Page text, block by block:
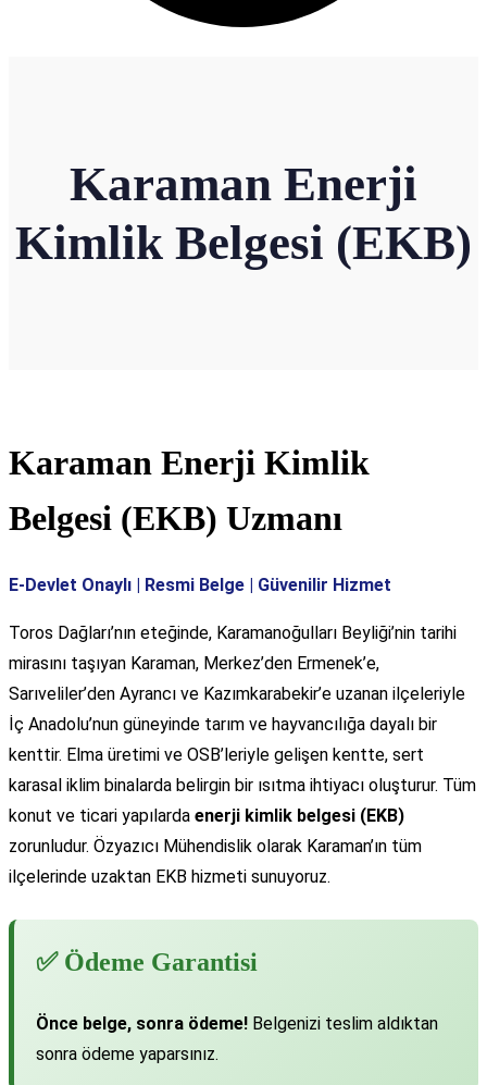
Karaman Enerji
Kimlik Belgesi (EKB)
Karaman Enerji Kimlik
Belgesi (EKB) Uzmanı
E-Devlet Onaylı | Resmi Belge | Güvenilir Hizmet
Toros Dağları’nın eteğinde, Karamanoğulları Beyliği’nin tarihi
mirasını taşıyan Karaman, Merkez’den Ermenek’e,
Sarıveliler’den Ayrancı ve Kazımkarabekir’e uzanan ilçeleriyle
İç Anadolu’nun güneyinde tarım ve hayvancılığa dayalı bir
kenttir. Elma üretimi ve OSB’leriyle gelişen kentte, sert
karasal iklim binalarda belirgin bir ısıtma ihtiyacı oluşturur. Tüm
konut ve ticari yapılarda enerji kimlik belgesi (EKB)
zorunludur. Özyazıcı Mühendislik olarak Karaman’ın tüm
ilçelerinde uzaktan EKB hizmeti sunuyoruz.
✅ Ödeme Garantisi
Önce belge, sonra ödeme! Belgenizi teslim aldıktan
sonra ödeme yaparsınız.